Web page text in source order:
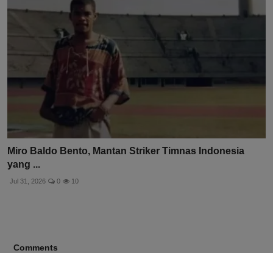
Miro Baldo Bento, Mantan Striker Timnas Indonesia
yang ...
Jul 31, 2026 0 10
Comments